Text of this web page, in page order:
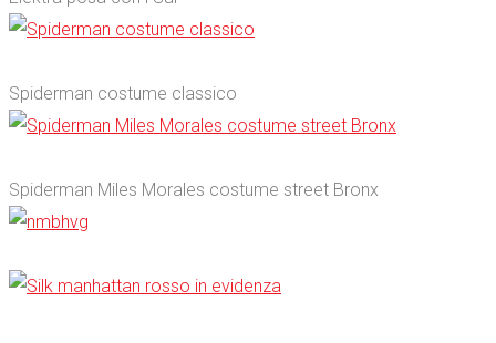
Spiderman costume classico
Spiderman Miles Morales costume street Bronx